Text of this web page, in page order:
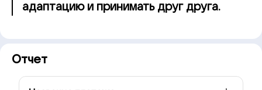
адаптацию и принимать друг друга.
Отчет